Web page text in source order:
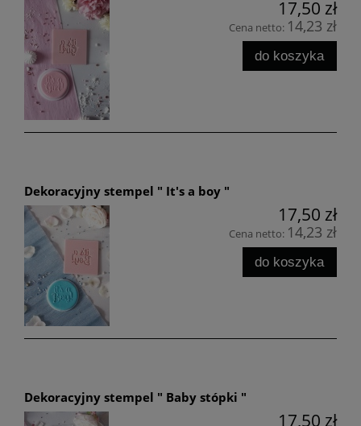
17,50 zł
Cena netto: 14,23 zł
do koszyka
Dekoracyjny stempel " It's a boy "
17,50 zł
Cena netto: 14,23 zł
do koszyka
Dekoracyjny stempel " Baby stópki "
17,50 zł